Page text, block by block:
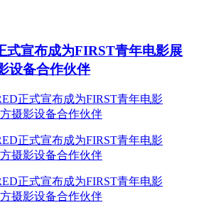
式宣布成为FIRST青年电影展
设备合作伙伴